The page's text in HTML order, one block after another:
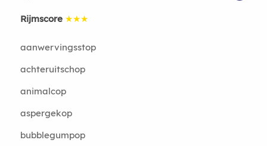
Rijmscore ★★★
aanwervingsstop
achteruitschop
animalcop
aspergekop
bubblegumpop